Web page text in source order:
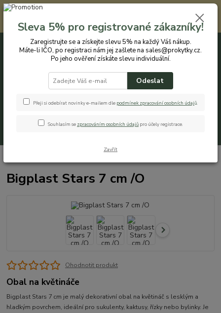
Registrovaným zákazníkům nabízíme slevu 5% na každý nákup. Máte-li
IČO, po registraci nám jej zašlete na sales@prokytky.cz. Po jeho ověření
získáte slevu individuální. Přejít na registraci →
CZK
+420 774 544 973 0ks
Bigplast Stars 7 cm /O
Ohodnotit produkt
Obal na květináče
Bigplast Stars 7 cm je malý dekorativní obal na květináč s lesklým a
hladkým povrchem, ideální pro sukulenty, kaktusy, řízky nebo bylinky. Je
Sleva 5% pro registrované zákazníky!
Zaregistrujte se a získejte slevu 5% na každý Váš nákup.
Máte-li IČO, po registraci nám jej zašlete na sales@prokytky.cz.
Po jeho ověření získáte slevu individuální.
Odeslat
Přeji si odebírat novinky e-mailem dle podmínek zpracování osobních údajů.
Souhlasím se zpracováním osobních údajů pro účely registrace.
Zavřít